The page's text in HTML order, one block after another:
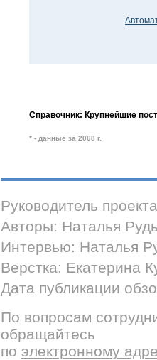
Справочник: Крупнейшие
* - данные за 2008 г.
Руководитель
Авторы: Наталья
Интервью: Наталья
Верстка: Екатерина
Дата публикации
По вопросам
обращайтесь
по электронному